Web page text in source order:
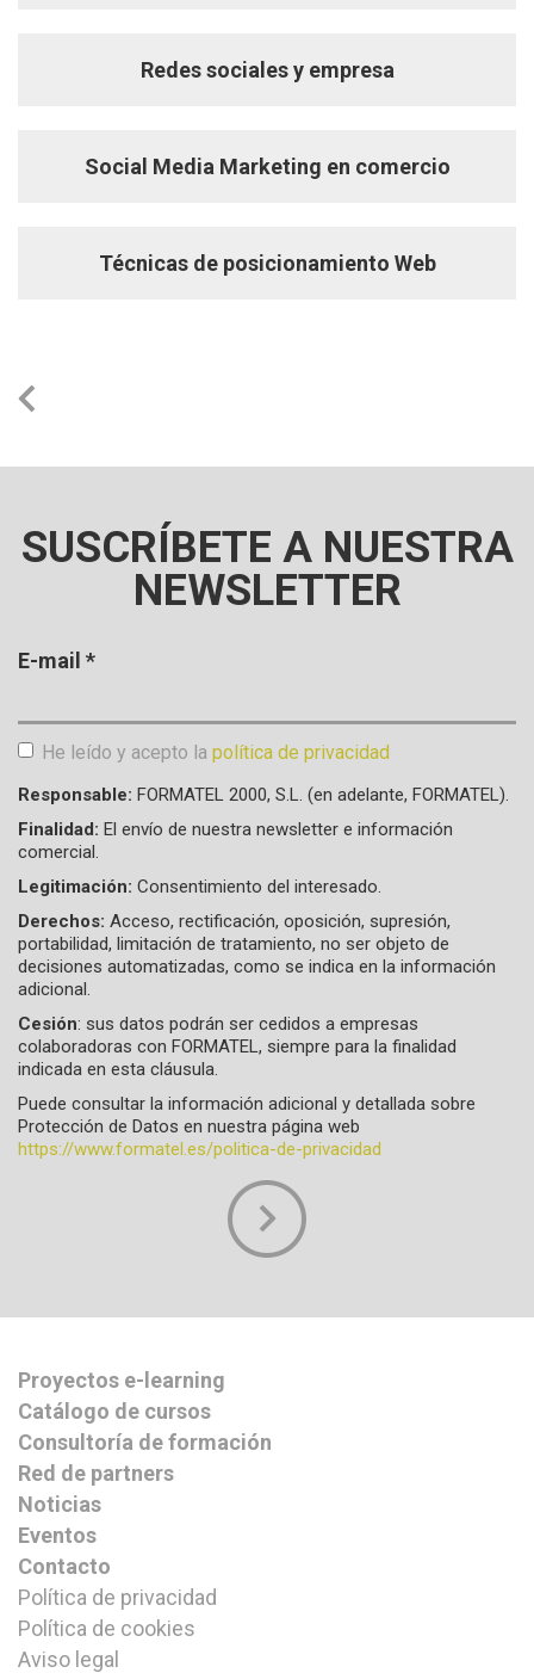
Redes sociales y empresa
Social Media Marketing en comercio
Técnicas de posicionamiento Web
SUSCRÍBETE A NUESTRA
NEWSLETTER
E-mail *
He leído y acepto la política de privacidad
Aceptación de condiciones
Responsable: FORMATEL 2000, S.L. (en adelante, FORMATEL).
Finalidad: El envío de nuestra newsletter e información
comercial.
Legitimación: Consentimiento del interesado.
Derechos: Acceso, rectificación, oposición, supresión,
portabilidad, limitación de tratamiento, no ser objeto de
decisiones automatizadas, como se indica en la información
adicional.
Cesión: sus datos podrán ser cedidos a empresas
colaboradoras con FORMATEL, siempre para la finalidad
indicada en esta cláusula.
Puede consultar la información adicional y detallada sobre
Protección de Datos en nuestra página web
https://www.formatel.es/politica-de-privacidad
Proyectos e-learning
Catálogo de cursos
Consultoría de formación
Red de partners
Noticias
Eventos
Contacto
Política de privacidad
Política de cookies
Aviso legal